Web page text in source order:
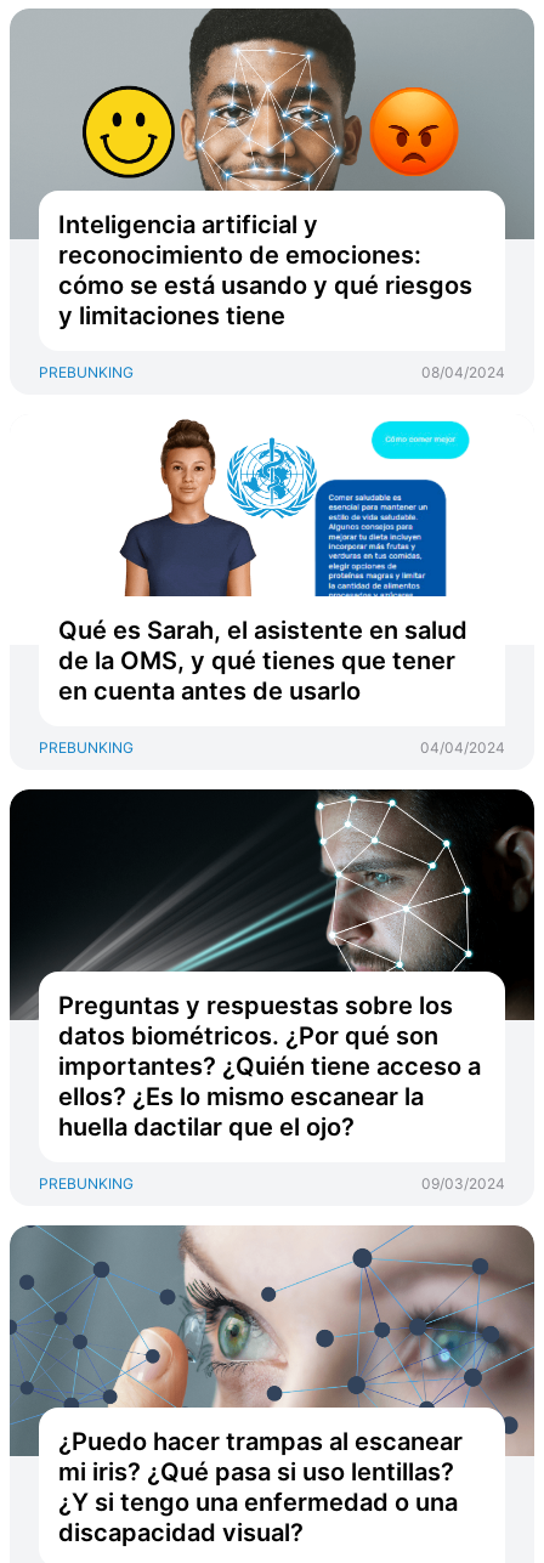
Inteligencia artificial y
reconocimiento de emociones:
cómo se está usando y qué riesgos
y limitaciones tiene
PREBUNKING 08/04/2024
Qué es Sarah, el asistente en salud
de la OMS, y qué tienes que tener
en cuenta antes de usarlo
PREBUNKING 04/04/2024
Preguntas y respuestas sobre los
datos biométricos. ¿Por qué son
importantes? ¿Quién tiene acceso a
ellos? ¿Es lo mismo escanear la
huella dactilar que el ojo?
PREBUNKING 09/03/2024
¿Puedo hacer trampas al escanear
mi iris? ¿Qué pasa si uso lentillas?
¿Y si tengo una enfermedad o una
discapacidad visual?